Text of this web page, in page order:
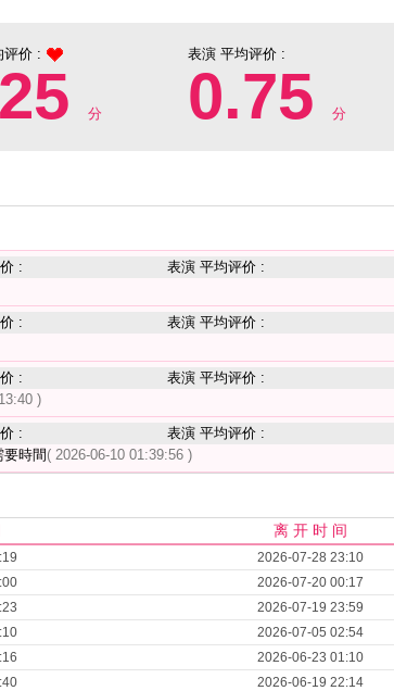
评价 :
分
表演 平均评价 :
0.75 分
价 : 表演 平均评价 :
价 : 表演 平均评价 :
价 : 表演 平均评价 :
)
价 : 表演 平均评价 :
時間 ( 2026-06-10 01:39:56 )
离 开 时 间
2026-07-28 23:10
2026-07-20 00:17
2026-07-19 23:59
2026-07-05 02:54
2026-06-23 01:10
2026-06-19 22:14